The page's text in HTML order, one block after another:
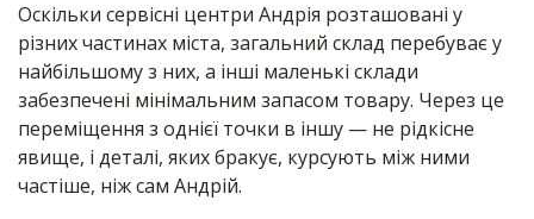
Оскільки сервісні центри Андрія розташовані у
різних частинах міста, загальний склад перебуває у
найбільшому з них, а інші маленькі склади
забезпечені мінімальним запасом товару. Через це
переміщення з однієї точки в іншу — не рідкісне
явище, і деталі, яких бракує, курсують між ними
частіше, ніж сам Андрій.